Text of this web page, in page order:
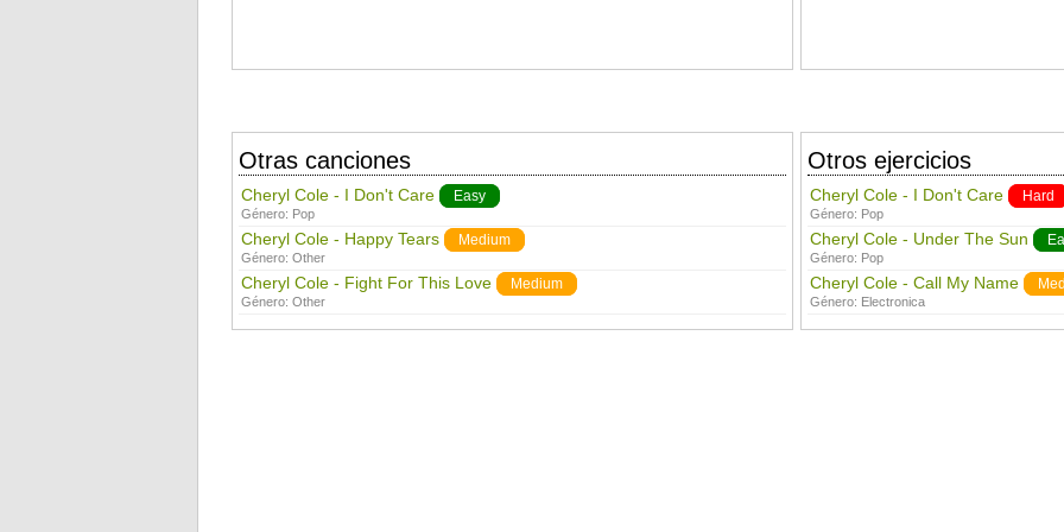
Otras canciones
Cheryl Cole - I Don't Care Easy
Género: Pop
Cheryl Cole - Happy Tears Medium
Género: Other
Cheryl Cole - Fight For This Love Medium
Género: Other
Otros ejercicios
Cheryl Cole - I Don't Care Hard
Género: Pop
Cheryl Cole - Under The Sun
Género: Pop
Cheryl Cole - Call My Name
Género: Electronica